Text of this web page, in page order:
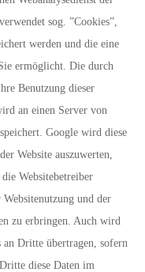
sog. ”Cookies”,
werden und die eine
ermöglicht. Die durch
Benutzung dieser
an einen Server von
Google wird diese
Website auszuwerten,
Websitebetreiber
und der
zu erbringen. Auch wird
an Dritte übertragen, sofern
diese Daten im